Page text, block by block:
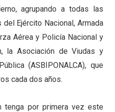
agrupando a todas las
Ejército Nacional, Armada
Aérea y Policía Nacional y
la Asociación de Viudas y
(ASBIPONALCA), que
cada dos años.
tenga por primera vez este